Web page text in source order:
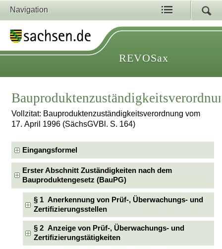
Navigation
REVOSax
Vollzitat: Bauproduktenzuständigkeitsverordnung vom
17. April 1996 (SächsGVBl. S. 164)
Eingangsformel
Erster Abschnitt Zuständigkeiten nach dem
Bauproduktengesetz (BauPG)
§ 1 Anerkennung von Prüf-, Überwachungs- und
Zertifizierungsstellen
§ 2 Anzeige von Prüf-, Überwachungs- und
Zertifizierungstätigkeiten